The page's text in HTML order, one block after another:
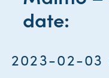
date:
2023-02-03